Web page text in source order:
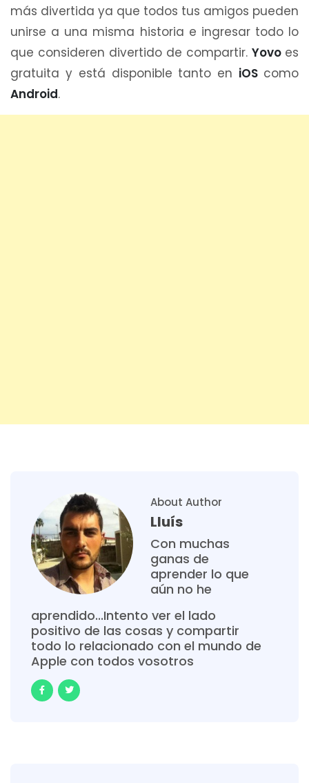
más divertida ya que todos tus amigos pueden
unirse a una misma historia e ingresar todo lo
que consideren divertido de compartir. Yovo es
gratuita y está disponible tanto en iOS como
Android.
About Author
Lluís
Con muchas
ganas de
aprender lo que
aún no he
aprendido...Intento ver el lado
positivo de las cosas y compartir
todo lo relacionado con el mundo de
Apple con todos vosotros